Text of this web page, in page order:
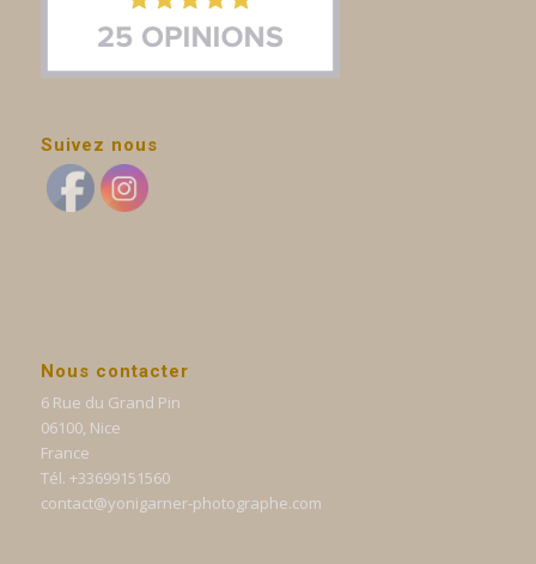
Suivez nous
Nous contacter
6 Rue du Grand Pin
06100, Nice
France
Tél. +33699151560
contact@yonigarner-photographe.com